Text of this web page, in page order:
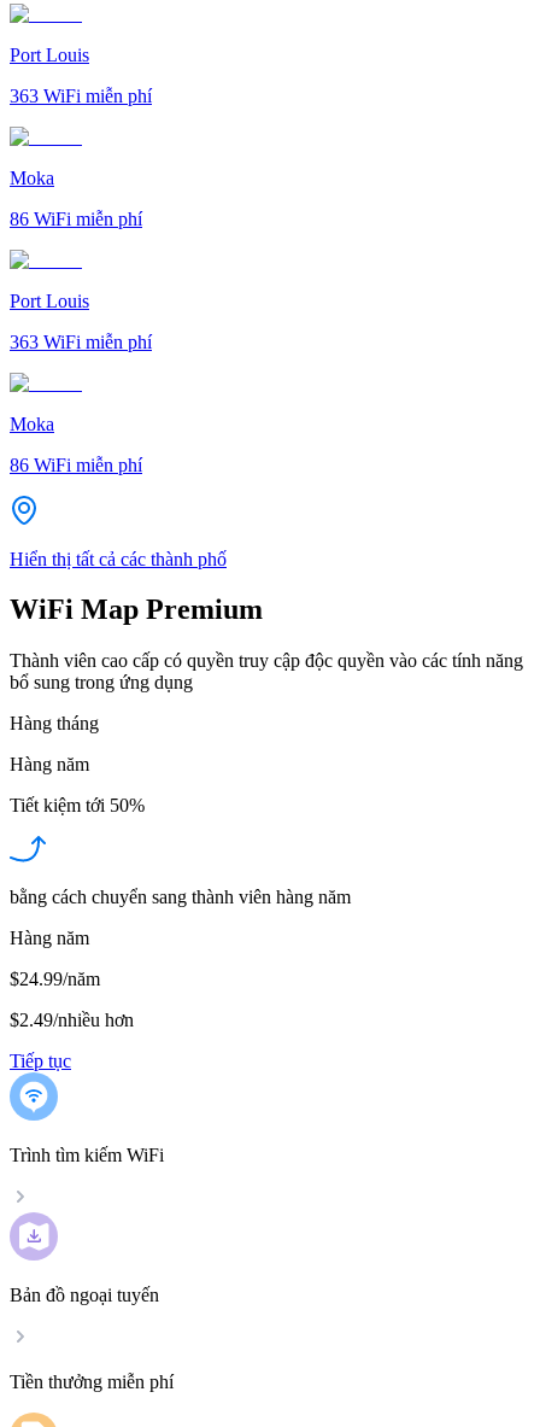
Port Louis
363 WiFi miễn phí
Moka
86 WiFi miễn phí
Port Louis
363 WiFi miễn phí
Moka
86 WiFi miễn phí
Hiển thị tất cả các thành phố
WiFi Map Premium
Thành viên cao cấp có quyền truy cập độc quyền vào các tính năng
bổ sung trong ứng dụng
Hàng tháng
Hàng năm
Tiết kiệm tới 50%
bằng cách chuyển sang thành viên hàng năm
Hàng năm
$24.99/năm
$2.49/nhiều hơn
Tiếp tục
Trình tìm kiếm WiFi
Bản đồ ngoại tuyến
Tiền thưởng miễn phí